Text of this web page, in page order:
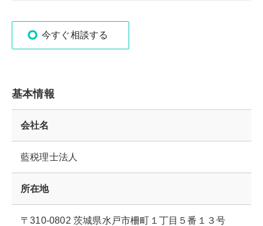
今すぐ相談する
基本情報
会社名
藍税理士法人
所在地
〒310-0802 茨城県水戸市柵町１丁目５番１３号